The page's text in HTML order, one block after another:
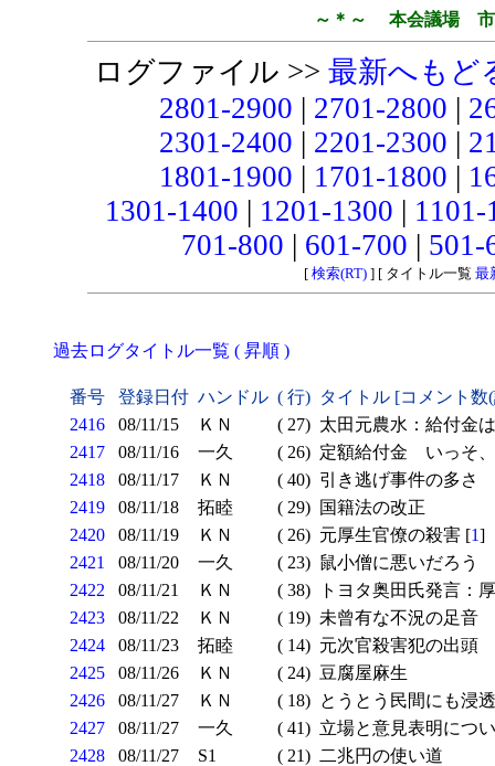
～＊～ 本会議場 市
ログファイル >> 最新へもど
2801-2900 | 2701-2800 |
2301-2400 | 2201-2300 |
1801-1900 | 1701-1800 |
1301-1400 | 1201-1300 |
701-800 | 601-700 |
[ 検索(RT)] [ タイトル一覧 最
過去ログタイトル一覧 ( 昇順 )
番号 登録日付 ハンドル ( 行) タイトル [コメント
2416
08/11/15 ＫＮ ( 27) 太田元農水：給付金
2417
08/11/16 一久 ( 26) 定額給付金 いっそ
2418
08/11/17 ＫＮ ( 40) 引き逃げ事件の多さ
2419
08/11/18 拓睦 ( 29) 国籍法の改正
2420
08/11/19 ＫＮ ( 26) 元厚生官僚の殺害 [1]
2421
08/11/20 一久 ( 23) 鼠小僧に悪いだろう
2422
08/11/21 ＫＮ ( 38)
トヨタ奥田氏発言：
2423
08/11/22 ＫＮ ( 19) 未曾有な不況の足音
2424
08/11/23 拓睦 ( 14) 元次官殺害犯の出頭
2425
08/11/26 ＫＮ ( 24) 豆腐屋麻生
2426
08/11/27 ＫＮ ( 18) とうとう民間にも浸
2427
08/11/27 一久 ( 41) 立場と意見表明に
2428
08/11/27 S1 ( 21) 二兆円の使い道